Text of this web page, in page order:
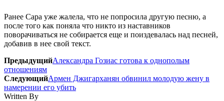
Ранее Сара уже жалела, что не попросила другую песню, а
после того как поняла что никто из наставников
поворачиваться не собирается еще и поиздевалась над песней,
добавив в нее свой текст.
ПредыдущийАлександра Гозиас готова к однополым
отношениям
СледующийАрмен Джигарханян обвинил молодую жену в
намерении его убить
Written By